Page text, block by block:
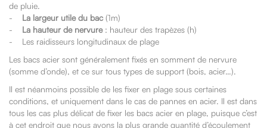
de pluie.
- La largeur utile du bac(1m)
- La hauteur de nervure: hauteur des trapèzes (h)
- Les raidisseurs longitudinaux de plage
Les bacs acier sont généralement fixés en somment de nervure
(somme d’onde), et ce sur tous types de support (bois, acier…).
Il est néanmoins possible de les fixer en plage sous certaines
conditions, et uniquement dans le cas de pannes en acier. Il est dans
tous les cas plus délicat de fixer les bacs acier en plage, puisque c’est
à cet endroit que nous avons la plus grande quantité d’écoulement